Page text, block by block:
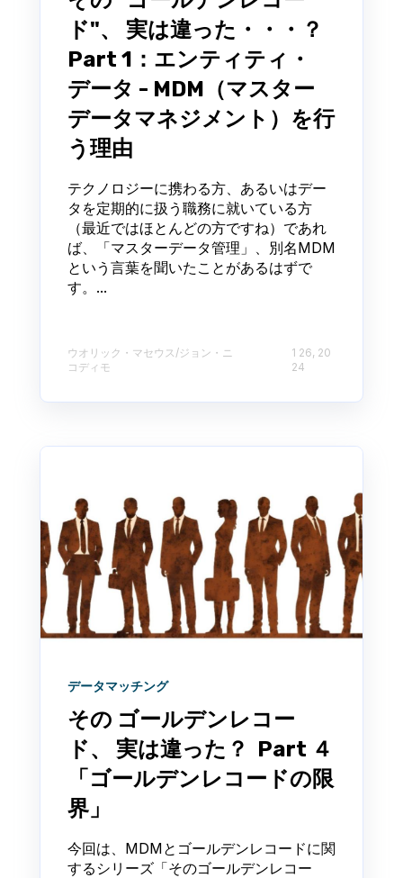
ド"、 実は違った・・・？
Part 1：エンティティ・
データ - MDM（マスター
データマネジメント）を行
う理由
テクノロジーに携わる方、あるいはデー
タを定期的に扱う職務に就いている方
（最近ではほとんどの方ですね）であれ
ば、「マスターデータ管理」、別名MDM
という言葉を聞いたことがあるはずで
す。...
ウオリック・マセウス/ジョン・ニ
コディモ
1 26, 20
24
データマッチング
その ゴールデンレコー
ド、 実は違った？ Part ４
「ゴールデンレコードの限
界」
今回は、MDMとゴールデンレコードに関
するシリーズ「そのゴールデンレコー